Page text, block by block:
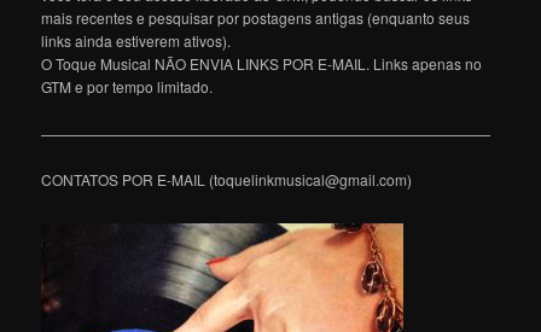
mais recentes e pesquisar por postagens antigas (enquanto seus
links ainda estiverem ativos).
O Toque Musical NÃO ENVIA LINKS POR E-MAIL. Links apenas no
GTM e por tempo limitado.
———————————————————————————————
CONTATOS POR E-MAIL (toquelinkmusical@gmail.com)